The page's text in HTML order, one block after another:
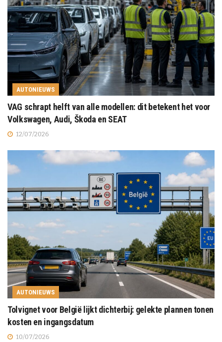
AUTONIEUWS
VAG schrapt helft van alle modellen: dit betekent het voor
Volkswagen, Audi, Škoda en SEAT
12/07/2026
AUTONIEUWS
Tolvignet voor België lijkt dichterbij: gelekte plannen tonen
kosten en ingangsdatum
10/07/2026